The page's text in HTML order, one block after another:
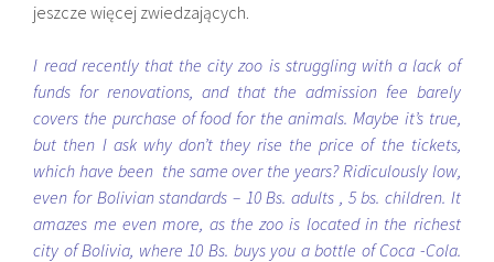
jeszcze więcej zwiedzających.
I read recently that the city zoo is struggling with a lack of
funds for renovations, and that the admission fee barely
covers the purchase of food for the animals. Maybe it’s true,
but then I ask why don’t they rise the price of the tickets,
which have been the same over the years? Ridiculously low,
even for Bolivian standards – 10 Bs. adults , 5 bs. children. It
amazes me even more, as the zoo is located in the richest
city of Bolivia, where 10 Bs. buys you a bottle of Coca -Cola.